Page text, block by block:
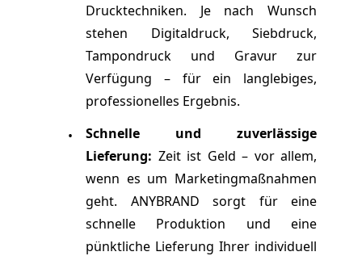
Drucktechniken. Je nach Wunsch
stehen Digitaldruck, Siebdruck,
Tampondruck und Gravur zur
Verfügung – für ein langlebiges,
professionelles Ergebnis.
•
Schnelle und zuverlässige
Lieferung: Zeit ist Geld – vor allem,
wenn es um Marketingmaßnahmen
geht. ANYBRAND sorgt für eine
schnelle Produktion und eine
pünktliche Lieferung Ihrer individuell